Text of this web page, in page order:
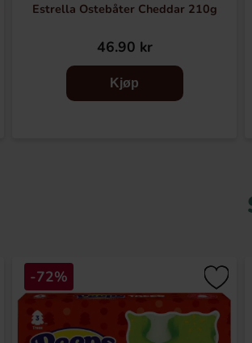
Estrella Ostebåter Cheddar 210g
46.90 kr
Kjøp
-72%